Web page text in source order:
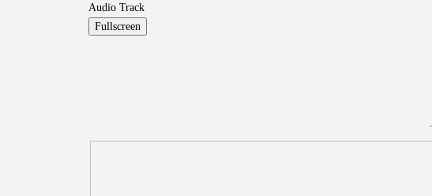
Audio Track
Fullscreen